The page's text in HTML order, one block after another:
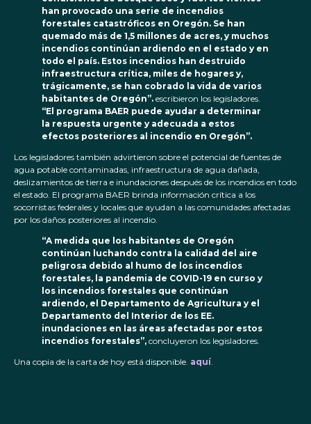
han provocado una serie de incendios
forestales catastróficos en Oregón. Se han
quemado más de 1,5 millones de acres, y muchos
incendios continúan ardiendo en el estado y en
todo el país. Estos incendios han destruido
infraestructura crítica, miles de hogares y,
trágicamente, se han cobrado la vida de varios
habitantes de Oregón”. escribieron los legisladores.
“El programa BAER puede ayudar a determinar
la respuesta urgente y adecuada a estos
efectos posteriores al incendio en Oregón”.
Los legisladores también advirtieron sobre el potencial de fuentes de
agua potable contaminadas, infraestructura de agua dañada,
deslizamientos de tierra e inundaciones después de los incendios en todo
el estado. El programa BAER brinda información crítica a los
socorristas federales y locales que ayudan a las comunidades afectadas
por los daños posteriores al incendio.
“A medida que los habitantes de Oregón
continúan luchando contra la calidad del aire
peligrosa debido al humo de los incendios
forestales, la pandemia de COVID-19 en curso y
los incendios forestales que continúan
ardiendo, el Departamento de Agricultura y el
Departamento del Interior de los EE.
inundaciones en las áreas afectadas por estos
incendios forestales”, concluyeron los legisladores.
Una copia de la carta de hoy está disponible. aquí.